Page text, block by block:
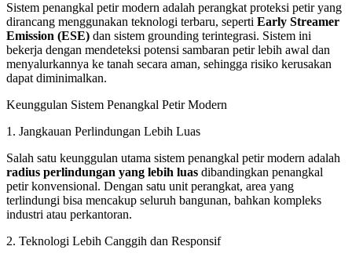
Sistem penangkal petir modern adalah perangkat proteksi petir yang
dirancang menggunakan teknologi terbaru, seperti Early Streamer
Emission (ESE) dan sistem grounding terintegrasi. Sistem ini
bekerja dengan mendeteksi potensi sambaran petir lebih awal dan
menyalurkannya ke tanah secara aman, sehingga risiko kerusakan
dapat diminimalkan.
Keunggulan Sistem Penangkal Petir Modern
1. Jangkauan Perlindungan Lebih Luas
Salah satu keunggulan utama sistem penangkal petir modern adalah
radius perlindungan yang lebih luas dibandingkan penangkal
petir konvensional. Dengan satu unit perangkat, area yang
terlindungi bisa mencakup seluruh bangunan, bahkan kompleks
industri atau perkantoran.
2. Teknologi Lebih Canggih dan Responsif